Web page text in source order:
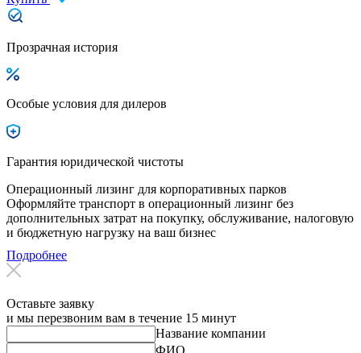
Прозрачная история
Особые условия для дилеров
Гарантия юридической чистоты
Операционный лизинг для корпоративных парков
Оформляйте транспорт в операционный лизинг без
дополнительных затрат на покупку, обслуживание, налоговую
и бюджетную нагрузку на ваш бизнес
Подробнее
Оставьте заявку
и мы перезвоним вам в течение 15 минут
Название компании
ФИО